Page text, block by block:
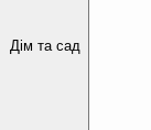
Дім та сад